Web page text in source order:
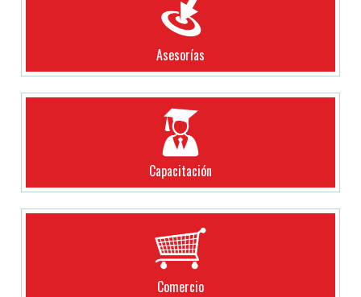
Asesorías
Capacitación
Comercio